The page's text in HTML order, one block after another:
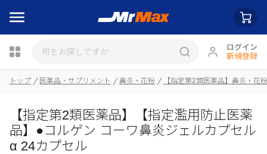
ログイン
新規登録
トップ 医薬品・サプリメント 鼻炎・花粉 【指定第2類医薬品】鼻炎・花粉
【指定第2類医薬品】【指定濫用防止医薬
品】●コルゲン コーワ鼻炎ジェルカプセル
α 24カプセル